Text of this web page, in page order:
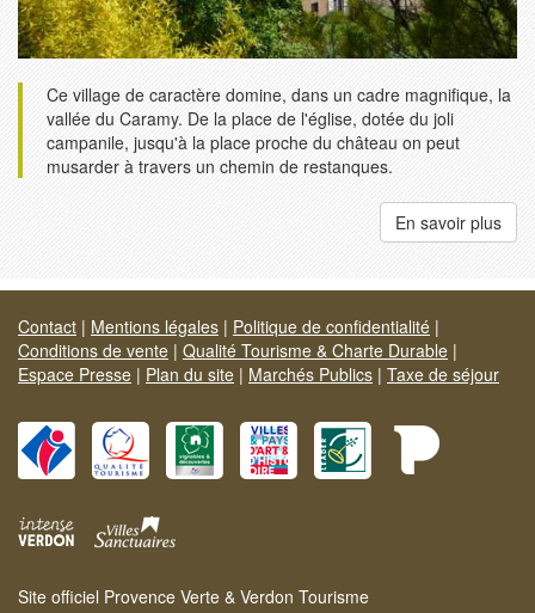
Ce village de caractère domine, dans un cadre magnifique, la
vallée du Caramy. De la place de l'église, dotée du joli
campanile, jusqu'à la place proche du château on peut
musarder à travers un chemin de restanques.
En savoir plus
Contact | Mentions légales | Politique de confidentialité |
Conditions de vente | Qualité Tourisme & Charte Durable |
Espace Presse | Plan du site | Marchés Publics | Taxe de séjour
Site officiel Provence Verte & Verdon Tourisme